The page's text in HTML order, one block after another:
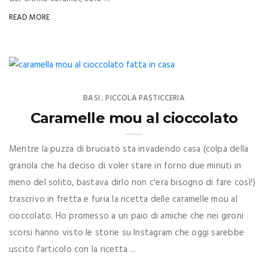
READ MORE
BASI ,PICCOLA PASTICCERIA
Caramelle mou al cioccolato
Mentre la puzza di bruciato sta invadendo casa (colpa della
granola che ha deciso di voler stare in forno due minuti in
meno del solito, bastava dirlo non c'era bisogno di fare così!)
trascrivo in fretta e furia la ricetta delle caramelle mou al
cioccolato. Ho promesso a un paio di amiche che nei gironi
scorsi hanno visto le storie su Instagram che oggi sarebbe
uscito l'articolo con la ricetta ...